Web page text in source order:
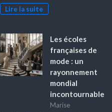
Lire la suite
Les écoles
françaises de
mode : un
rayonnement
mondial
incontournable
Marise